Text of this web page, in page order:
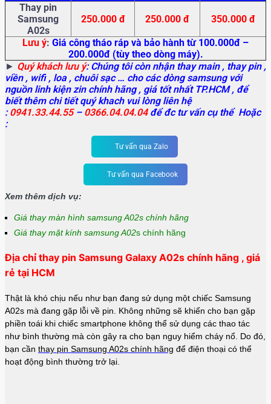
Thay pin
Samsung
A02s
250.000 đ 250.000 đ 350.000 đ
Lưu ý: Giá công tháo ráp và bảo hành từ 100.000đ –
200.000đ (tùy theo dòng máy).
► Quý khách lưu ý: Chúng tôi còn nhận thay main, thay pin ,
viền , wifi , loa , chuôi sạc … cho các dòng samsung với
nguồn linh kiện zin chính hãng , giá tốt nhất TP.HCM , để
biết thêm chi tiết quý khach vui lòng liên hệ
:0941.33.44.55– 0366.04.04.04để đc tư vấn cụ thể Hoặc
:
Tư vấn qua Zalo
Tư vấn qua Facebook
Xem thêm dịch vụ:
Giá thay màn hình samsung A02s chính hãng
Giá thay mặt kính samsung A02s chính hãng
Địa chỉ thay pin Samsung Galaxy A02s chính hãng , giá
rẻ tại HCM
Thật là khó chịu nếu như bạn đang sử dụng một chiếc Samsung
A02s mà đang gặp lỗi về pin. Không những sẽ khiến cho bạn gặp
phiền toái khi chiếc smartphone không thể sử dụng các thao tác
như bình thường mà còn gây ra cho bạn nguy hiểm cháy nổ. Do đó,
bạn cần thay pin Samsung A02s chính hãng để điện thoại có thể
hoạt động bình thường trở lại.